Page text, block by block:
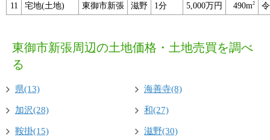
11
宅地(土地) 東御市新張 滋野 1分 5,000万円 490m2
東御市新張周辺の土地価格・土地売買を調べ
る
県(13) 海善寺(8)
加沢(28) 和(27)
鞍掛(15) 滋野(30)